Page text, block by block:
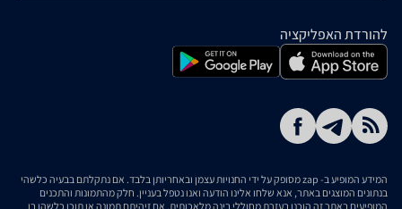
להורדת האפליקציה
המידע המופיע ב- zap מסופק על ידי החנויות עצמן ובאחריותן בלבד. אם נתקלתם בבעיה כלשהי
בנתונים המוצגים באתר, אנא שלחו אלינו הודעה ואנו נטפל בעניין. חלק מהתמונות והתכנים
המופיעים באתר זה הוכנו בעזרת מחוללי בינה מלאכותית. אם זיהיתם תמונה או תוכן כלשהו בו